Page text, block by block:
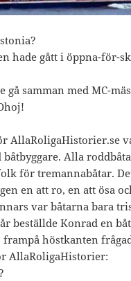
hade gått i öppna-för-
gå samman med MC-
AllaRoligaHistorier.se
Alla
för tremannabåtar.
en att ro, en att ösa
var båtarna bara
beställde Konrad en
frampå höstkanten
AllaRoligaHistorier: